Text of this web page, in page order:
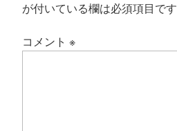
が付いている欄は必須項目です
コメント ※